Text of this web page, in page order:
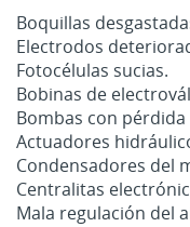
Boquillas
Electrodos
Fotocélulas sucias.
Bobinas de
Bombas con
Actuadores
Condensadores del
Centralitas
Mala regulación del